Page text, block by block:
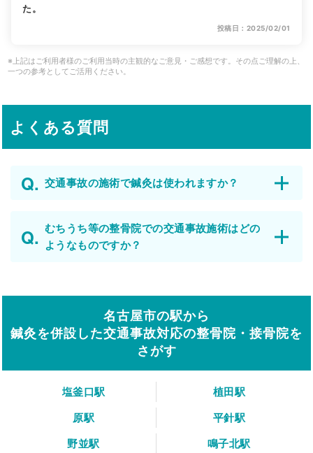
た。
投稿日：2025/02/01
※上記はご利用者様のご利用当時の主観的なご意見・ご感想です。その点ご理解の上、
一つの参考としてご活用ください。
よくある質問
交通事故の施術で鍼灸は使われますか？
むちうち等の整骨院での交通事故施術はどの
ようなものですか？
名古屋市の駅から
鍼灸を併設した交通事故対応の整骨院・接骨院を
さがす
塩釜口駅
植田駅
原駅
平針駅
野並駅
鳴子北駅